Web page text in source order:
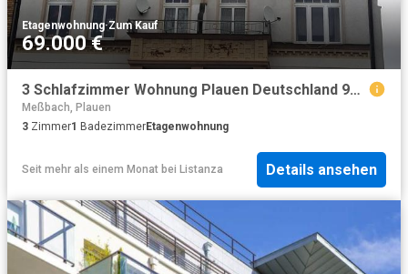
Etagenwohnung·Zum Kauf
69.000 €
3 Schlafzimmer Wohnung Plauen Deutschland 97639222
Meßbach, Plauen
3 Zimmer1 BadezimmerEtagenwohnung
Seit mehr als einem Monat bei Listanza Details ansehen